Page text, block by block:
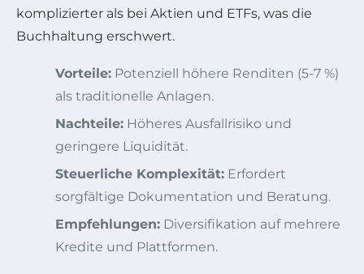
komplizierter als bei Aktien und ETFs, was die
Buchhaltung erschwert.
Vorteile: Potenziell höhere Renditen (5-7 %)
als traditionelle Anlagen.
Nachteile: Höheres Ausfallrisiko und
geringere Liquidität.
Steuerliche Komplexität: Erfordert
sorgfältige Dokumentation und Beratung.
Empfehlungen: Diversifikation auf mehrere
Kredite und Plattformen.